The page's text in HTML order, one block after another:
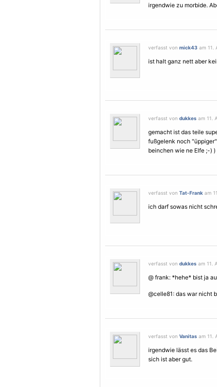
irgendwie zu morbide.
verfasst von mick43 am 11.
ist halt ganz nett aber
verfasst von dukkes am 11.
gemacht ist das teile
fußgelenk noch
beinchen wie ne Elfe ;-) )
verfasst von Tat-Frank am
ich darf sowas nicht
verfasst von dukkes am 11.
@ frank: *hehe* bist ja
@celle81: das war nicht
verfasst von Vanitas am 11.
irgendwie lässt es das
sich ist aber gut.